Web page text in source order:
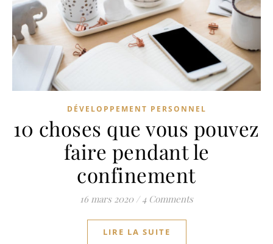
DÉVELOPPEMENT PERSONNEL
10 choses que vous pouvez
faire pendant le
confinement
16 mars 2020 / 4 Comments
LIRE LA SUITE